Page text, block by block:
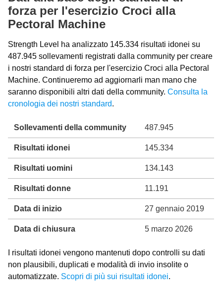
forza per l'esercizio Croci alla
Pectoral Machine
Strength Level ha analizzato 145.334 risultati idonei su
487.945 sollevamenti registrati dalla community per creare
i nostri standard di forza per l'esercizio Croci alla Pectoral
Machine. Continueremo ad aggiornarli man mano che
saranno disponibili altri dati della community. Consulta la
cronologia dei nostri standard.
Sollevamenti della community 487.945
Risultati idonei 145.334
Risultati uomini 134.143
Risultati donne 11.191
Data di inizio 27 gennaio 2019
Data di chiusura 5 marzo 2026
I risultati idonei vengono mantenuti dopo controlli su dati
non plausibili, duplicati e modalità di invio insolite o
automatizzate. Scopri di più sui risultati idonei.